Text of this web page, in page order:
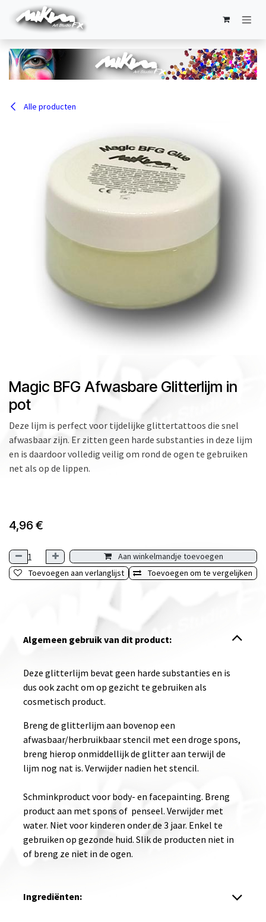
Overslaan naar inhoud
Alle producten
Magic BFG Afwasbare Glitterlijm in
pot
Deze lijm is perfect voor tijdelijke glittertattoos die snel
afwasbaar zijn. Er zitten geen harde substanties in deze lijm
en is daardoor volledig veilig om rond de ogen te gebruiken
net als op de lippen.
4,96€
Aan winkelmandje toevoegen
Toevoegen om te vergelijken
Toevoegen aan verlanglijst
Algemeen gebruik van dit product:
Deze glitterlijm bevat geen harde substanties en is
dus ook zacht om op gezicht te gebruiken als
cosmetisch product.
Breng de glitterlijm aan bovenop een
afwasbaar/herbruikbaar stencil met een droge spons,
breng hierop onmiddellijk de glitter aan terwijl de
lijm nog nat is. Verwijder nadien het stencil.
Schminkproduct voor body- en facepainting. Breng
product aan met spons of penseel. Verwijder met
water. Niet voor kinderen onder de 3 jaar. Enkel te
gebruiken op gezonde huid. Slik de producten niet in
of breng ze niet in de ogen.
Ingrediënten: